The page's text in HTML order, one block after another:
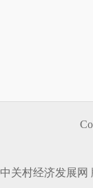
中关村经济发展网